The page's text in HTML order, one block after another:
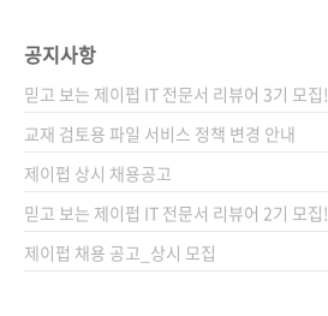
공지사항
믿고 보는 제이펍 IT 전문서 리뷰어 3기 모집!
교재 검토용 파일 서비스 정책 변경 안내
제이펍 상시 채용공고
믿고 보는 제이펍 IT 전문서 리뷰어 2기 모집!
제이펍 채용 공고_상시 모집